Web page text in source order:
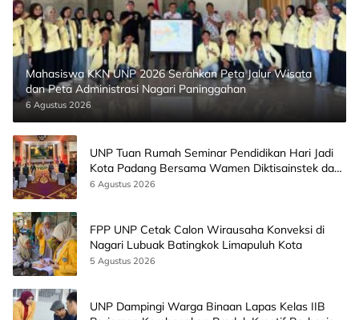
Mahasiswa KKN UNP 2026 Serahkan Peta Jalur Wisata
dan Peta Administrasi Nagari Paninggahan
6 Agustus 2026
UNP Tuan Rumah Seminar Pendidikan Hari Jadi
Kota Padang Bersama Wamen Diktisainstek dan
CEO EMGS Malaysia
6 Agustus 2026
FPP UNP Cetak Calon Wirausaha Konveksi di
Nagari Lubuak Batingkok Limapuluh Kota
5 Agustus 2026
UNP Dampingi Warga Binaan Lapas Kelas IIB